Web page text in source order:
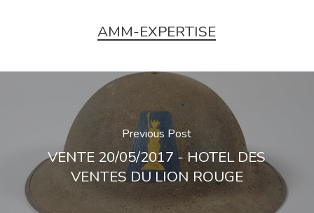
AMM-EXPERTISE
Previous Post
VENTE 20/05/2017 - HOTEL DES
VENTES DU LION ROUGE